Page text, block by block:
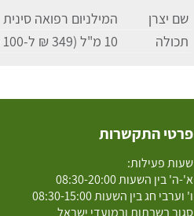
שם יצרן
המילניום רפואה סינית
תכולה
10 מ"ל (349 ₪ ל-100 מ"ל)
פרטי התקשרות
שעות פעילות:
א'-ה' בין השעות 08:30-20:00
ו' וערבי חג בין השעות 08:30-15:00
סגור בשבתות ובמועדי ישראל